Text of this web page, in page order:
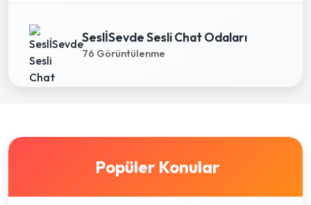
SeslİSevde Sesli Chat Odaları
76 Görüntülenme
Popüler Konular